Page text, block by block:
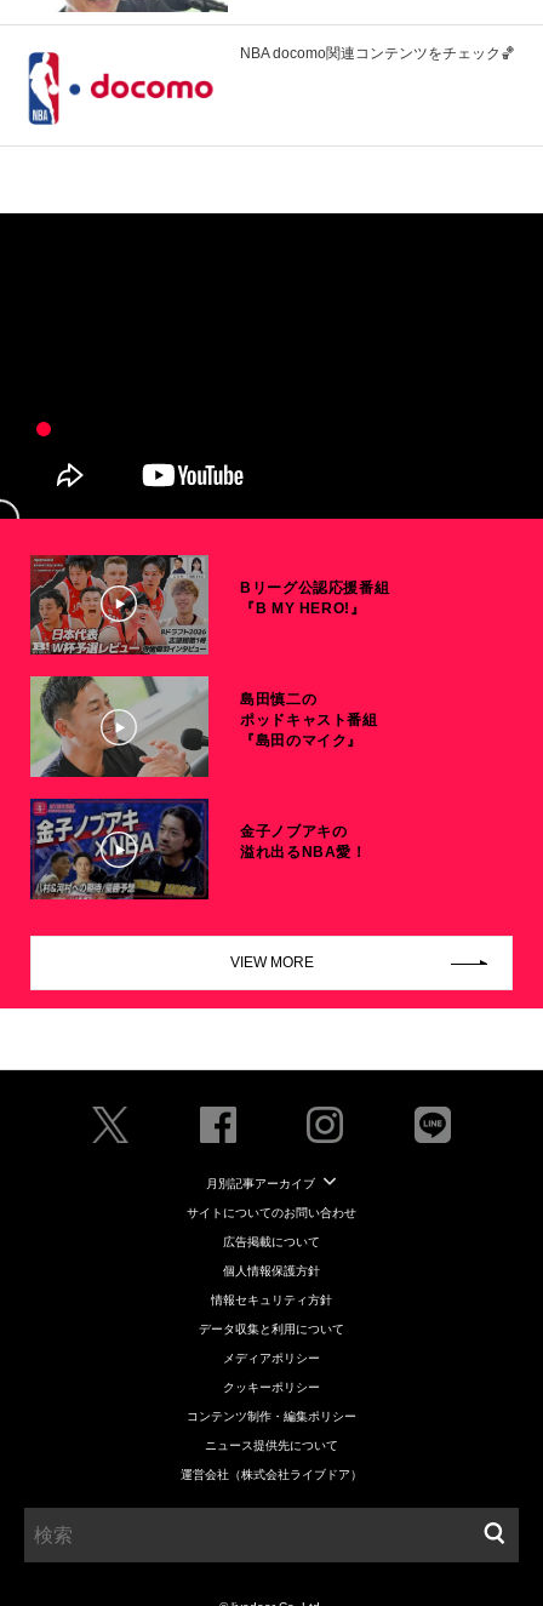
NBA docomo関連コンテンツをチェック🏀
Bリーグ公認応援番組
『B MY HERO!』
島田慎二の
ポッドキャスト番組
『島田のマイク』
金子ノブアキの
溢れ出るNBA愛！
VIEW MORE
月別記事アーカイブ
サイトについてのお問い合わせ
広告掲載について
個人情報保護方針
情報セキュリティ方針
データ収集と利用について
メディアポリシー
クッキーポリシー
コンテンツ制作・編集ポリシー
ニュース提供先について
運営会社（株式会社ライブドア）